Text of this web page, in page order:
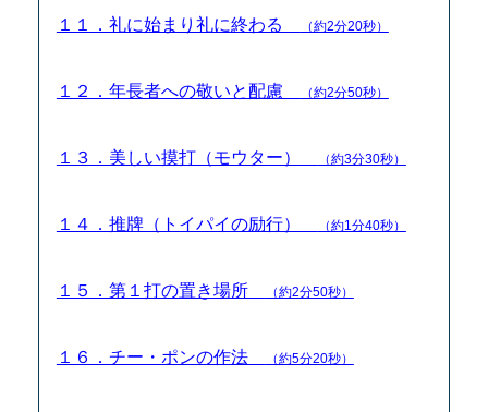
１１．礼に始まり礼に終わる （約2分20秒）
１２．年長者への敬いと配慮 （約2分50秒）
１３．美しい摸打（モウター） （約3分30秒）
１４．推牌（トイパイの励行） （約1分40秒）
１５．第１打の置き場所 （約2分50秒）
１６．チー・ポンの作法 （約5分20秒）